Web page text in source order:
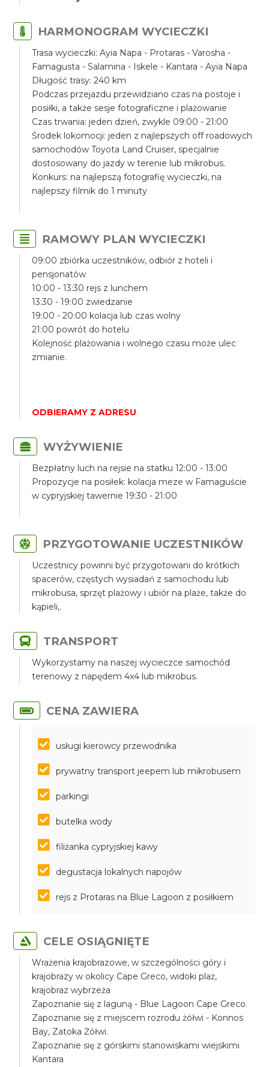
HARMONOGRAM WYCIECZKI
Trasa wycieczki: Ayia Napa - Protaras - Varosha -
Famagusta - Salamina - Iskele - Kantara - Ayia Napa
Długość trasy: 240 km
Podczas przejazdu przewidziano czas na postoje i
posiłki, a także sesje fotograficzne i plażowanie
Czas trwania: jeden dzień, zwykle 09:00 - 21:00
Środek lokomocji: jeden z najlepszych off roadowych
samochodów Toyota Land Cruiser, specjalnie
dostosowany do jazdy w terenie lub mikrobus.
Konkurs: na najlepszą fotografię wycieczki, na
najlepszy filmik do 1 minuty
RAMOWY PLAN WYCIECZKI
09:00 zbiórka uczestników, odbiór z hoteli i
pensjonatów
10:00 - 13:30 rejs z lunchem
13:30 - 19:00 zwiedzanie
19:00 - 20:00 kolacja lub czas wolny
21:00 powrót do hotelu
Kolejność plażowania i wolnego czasu może ulec
zmianie.
ODBIERAMY Z ADRESU
WYŻYWIENIE
Bezpłatny luch na rejsie na statku 12:00 - 13:00
Propozycje na posiłek: kolacja meze w Famaguście
w cypryjskiej tawernie 19:30 - 21:00
PRZYGOTOWANIE UCZESTNIKÓW
Uczestnicy powinni być przygotowani do krótkich
spacerów, częstych wysiadań z samochodu lub
mikrobusa, sprzęt plażowy i ubiór na plaże, także do
kąpieli,.
TRANSPORT
Wykorzystamy na naszej wycieczce samochód
terenowy z napędem 4x4 lub mikrobus.
CENA ZAWIERA
usługi kierowcy przewodnika
prywatny transport jeepem lub mikrobusem
parkingi
butelka wody
filiżanka cypryjskiej kawy
degustacja lokalnych napojów
rejs z Protaras na Blue Lagoon z posiłkiem
CELE OSIĄGNIĘTE
Wrażenia krajobrazowe, w szczególności góry i
krajobrazy w okolicy Cape Greco, widoki plaż,
krajobraz wybrzeża
Zapoznanie się z laguną - Blue Lagoon Cape Greco.
Zapoznanie się z miejscem rozrodu żółwi - Konnos
Bay, Zatoka Żółwi.
Zapoznanie się z górskimi stanowiskami wiejskimi
Kantara